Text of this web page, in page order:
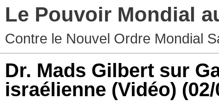
Le Pouvoir Mondial
Contre le Nouvel Ordre Mondial
Dr. Mads Gilbert sur
israélienne (Vidéo)